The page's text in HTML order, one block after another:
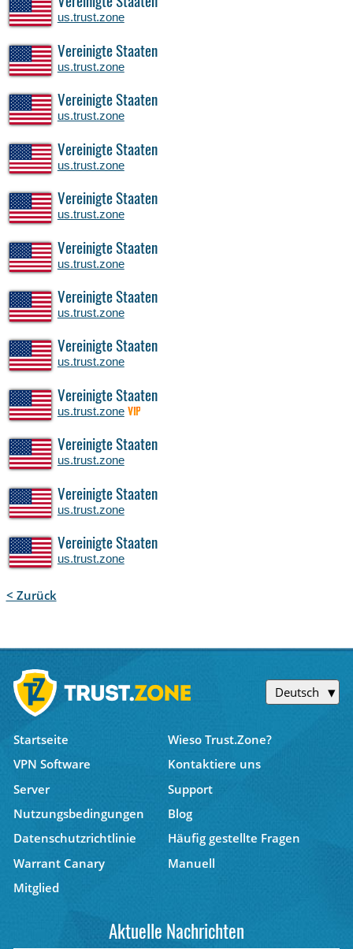
Vereinigte Staaten
us.trust.zone
Vereinigte Staaten
us.trust.zone
Vereinigte Staaten
us.trust.zone
Vereinigte Staaten
us.trust.zone
Vereinigte Staaten
us.trust.zone
Vereinigte Staaten
us.trust.zone
Vereinigte Staaten
us.trust.zone
Vereinigte Staaten
us.trust.zone
Vereinigte Staaten
us.trust.zone VIP
Vereinigte Staaten
us.trust.zone
Vereinigte Staaten
us.trust.zone
Vereinigte Staaten
us.trust.zone
< Zurück
Deutsch
Startseite
Wieso Trust.Zone?
VPN Software
Kontaktiere uns
Server
Support
Nutzungsbedingungen
Blog
Datenschutzrichtlinie
Häufig gestellte Fragen
Warrant Canary
Manuell
Mitglied
Aktuelle Nachrichten